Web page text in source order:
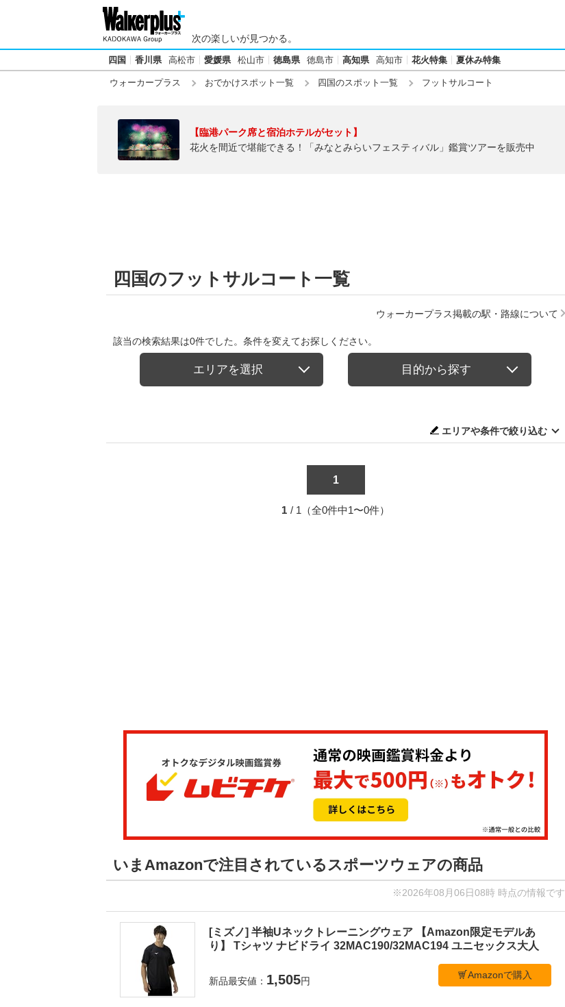
次の楽しいが見つかる。
四国 香川県 高松市 愛媛県 松山市 徳島県 徳島市 高知県 高知市 花火特集 夏休み特集
ウォーカープラス おでかけスポット一覧 四国のスポット一覧 フットサルコート
【臨港パーク席と宿泊ホテルがセット】
花火を間近で堪能できる！「みなとみらいフェスティバル」鑑賞ツアーを販売中
四国のフットサルコート一覧
ウォーカープラス掲載の駅・路線について
該当の検索結果は0件でした。条件を変えてお探しください。
エリアを選択 目的から探す
エリアや条件で絞り込む
1
1 / 1（全0件中1〜0件）
いまAmazonで注目されているスポーツウェアの商品
※2026年08月06日08時 時点の情報です
[ミズノ] 半袖Uネックトレーニングウェア 【Amazon限定モデルあ
り】 Tシャツ ナビドライ 32MAC190/32MAC194 ユニセックス大人
新品最安値： 1,505円
Amazonで購入